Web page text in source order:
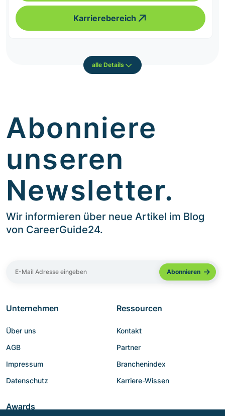
Karrierebereich
alle Details
Abonniere
unseren
Newsletter.
Wir informieren über neue Artikel im Blog
von CareerGuide24.
Unternehmen
Über uns
AGB
Impressum
Datenschutz
Ressourcen
Kontakt
Partner
Branchenindex
Karriere-Wissen
Awards